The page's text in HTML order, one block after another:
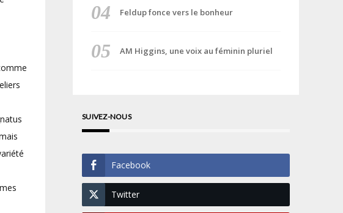
Feldup fonce vers le bonheur
AM Higgins, une voix au féminin pluriel
SUIVEZ-NOUS
Facebook
Twitter